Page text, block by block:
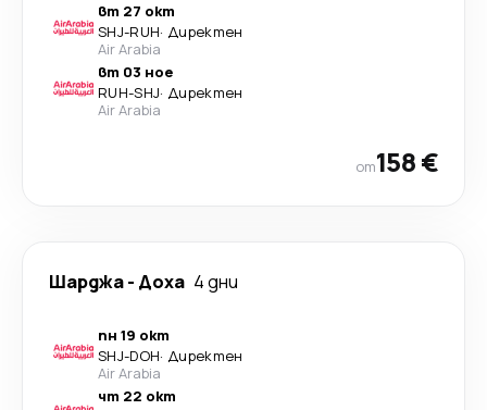
вт 27 окт
SHJ-RUH· Директен
Air Arabia
вт 03 ное
RUH-SHJ· Директен
Air Arabia
от158 €
Шарджа- Доха 4 дни
пн 19 окт
SHJ-DOH· Директен
Air Arabia
чт 22 окт